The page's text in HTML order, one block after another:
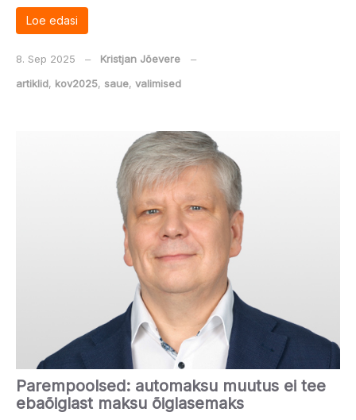
Loe edasi
8. Sep 2025 ‒ Kristjan Jõevere
‒
artiklid, kov2025, saue, valimised
Parempoolsed: automaksu muutus ei tee
ebaõiglast maksu õiglasemaks